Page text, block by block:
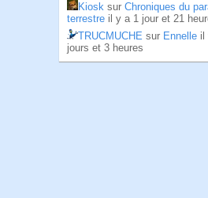
Kiosk sur Chroniques du
terrestre il y a 1 jour et 21
TRUCMUCHE sur Ennelle il
jours et 3 heures